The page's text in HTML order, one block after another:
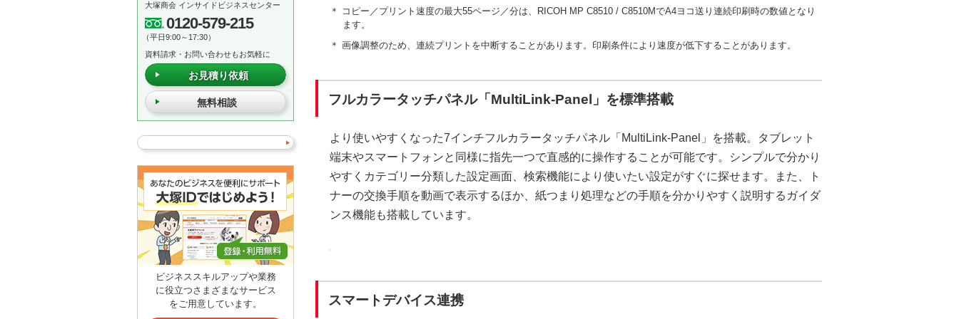
＊ コピー／プリント速度の最大55ページ／分は、RICOH MP C8510 / C8510MでA4ヨコ送り連続印刷時の数値となり
ます。
＊ 画像調整のため、連続プリントを中断することがあります。印刷条件により速度が低下することがあります。
フルカラータッチパネル「MultiLink-Panel」を標準搭載
より使いやすくなった7インチフルカラータッチパネル「MultiLink-Panel」を搭載。タブレット
端末やスマートフォンと同様に指先一つで直感的に操作することが可能です。シンプルで分かり
やすくカテゴリー分類した設定画面、検索機能により使いたい設定がすぐに探せます。また、ト
ナーの交換手順を動画で表示するほか、紙つまり処理などの手順を分かりやすく説明するガイダ
ンス機能も搭載しています。
スマートデバイス連携
大塚商会 インサイドビジネスセンター
0120-579-215
（平日9:00～17:30）
資料請求・お問い合わせもお気軽に
お見積り依頼
無料相談
ビジネススキルアップや業務
に役立つさまざまなサービス
をご用意しています。